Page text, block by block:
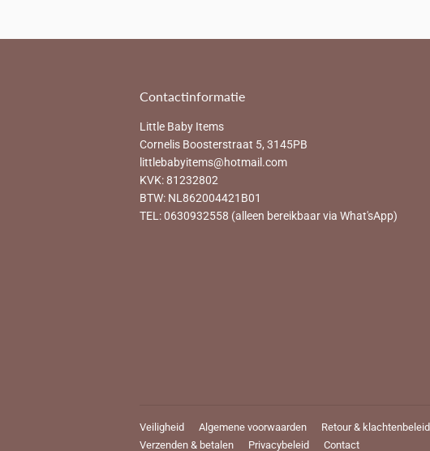
Contactinformatie
Little Baby Items
Cornelis Boosterstraat 5, 3145PB
littlebabyitems@hotmail.com
KVK: 81232802
BTW: NL862004421B01
TEL: 0630932558 (alleen bereikbaar via What'sApp)
Veiligheid Algemene voorwaarden
Retour & klachtenbeleid
Verzenden & betalen
Privacybeleid Contact